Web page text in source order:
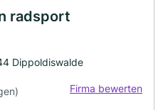
radsport
Dippoldiswalde
Firma bewerten